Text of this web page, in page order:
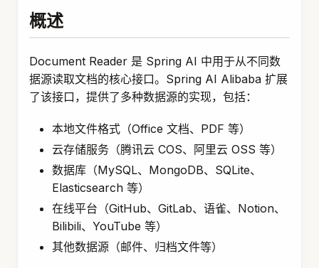
概述
Document Reader 是 Spring AI 中用于从不同数
据源读取文档的核心接口。Spring AI Alibaba 扩展
了该接口，提供了多种数据源的实现，包括：
本地文件格式（Office 文档、PDF 等）
云存储服务（腾讯云 COS、阿里云 OSS 等）
数据库（MySQL、MongoDB、SQLite、
Elasticsearch 等）
在线平台（GitHub、GitLab、语雀、Notion、
Bilibili、YouTube 等）
其他数据源（邮件、归档文件等）